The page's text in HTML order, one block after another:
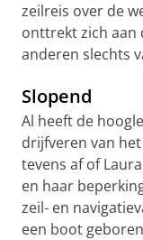
zeilreis over de
onttrekt zich aan
anderen slechts
Slopend
Al heeft de
drijfveren van
tevens af of
en haar
zeil- en
een boot